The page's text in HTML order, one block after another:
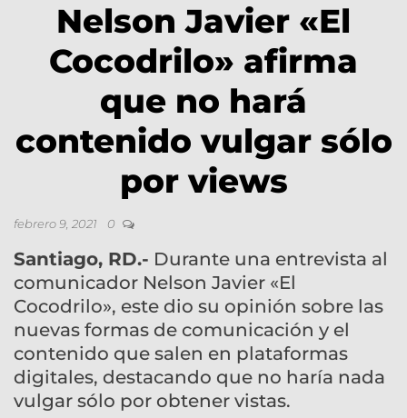
Nelson Javier «El
Cocodrilo» afirma
que no hará
contenido vulgar sólo
por views
febrero 9, 2021 0
Santiago, RD.- Durante una entrevista al
comunicador Nelson Javier «El
Cocodrilo», este dio su opinión sobre las
nuevas formas de comunicación y el
contenido que salen en plataformas
digitales, destacando que no haría nada
vulgar sólo por obtener vistas.